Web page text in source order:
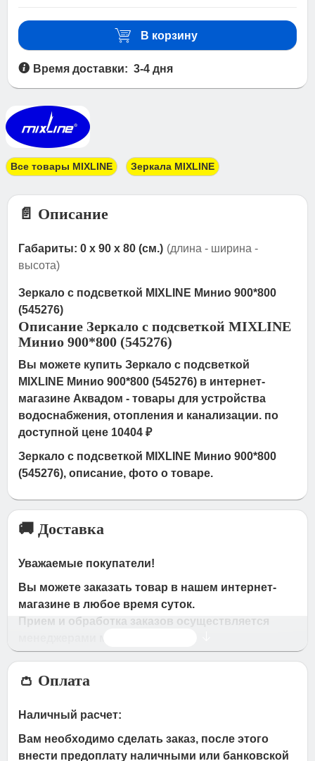
В корзину
Время доставки: 3-4 дня
Все товары MIXLINE Зеркала MIXLINE
📄 Описание
Габариты: 0 x 90 x 80 (см.) (длина - ширина -
высота)
Зеркало с подсветкой MIXLINE Минио 900*800
(545276)
Описание Зеркало с подсветкой MIXLINE
Минио 900*800 (545276)
Вы можете купить Зеркало с подсветкой
MIXLINE Минио 900*800 (545276) в интернет-
магазине Аквадом - товары для устройства
водоснабжения, отопления и канализации. по
доступной цене 10404 ₽
Зеркало с подсветкой MIXLINE Минио 900*800
(545276), описание, фото о товаре.
🚚 Доставка
Уважаемые покупатели!
Вы можете заказать товар в нашем интернет-
магазине в любое время суток.
Прием и обработка заказов осуществляется
Время работы магазина:
с 09:00 дo 19:00
часа с Вами свяжется наш менеджер для
👛 Оплата
Наличный расчет:
Вам необходимо сделать заказ, после этого
внести предоплату наличными или банковской